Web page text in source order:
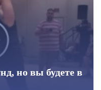
но вы будете в